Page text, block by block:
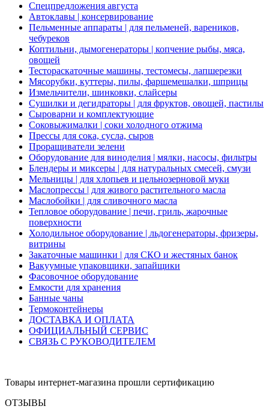
Спецпредложения августа
Автоклавы | консервирование
Пельменные аппараты | для пельменей, вареников,
чебуреков
Коптильни, дымогенераторы | копчение рыбы, мяса,
овощей
Тестораскаточные машины, тестомесы, лапшерезки
Мясорубки, куттеры, пилы, фаршемешалки, шприцы
Измельчители, шинковки, слайсеры
Сушилки и дегидраторы | для фруктов, овощей, пастилы
Сыроварни и комплектующие
Соковыжималки | соки холодного отжима
Прессы для сока, сусла, сыров
Проращиватели зелени
Оборудование для виноделия | мялки, насосы, фильтры
Блендеры и миксеры | для натуральных смесей, смузи
Мельницы | для хлопьев и цельнозерновой муки
Маслопрессы | для живого растительного масла
Маслобойки | для сливочного масла
Тепловое оборудование | печи, гриль, жарочные
поверхности
Холодильное оборудование | льдогенераторы, фризеры,
витрины
Закаточные машинки | для СКО и жестяных банок
Вакуумные упаковщики, запайщики
Фасовочное оборудование
Емкости для хранения
Банные чаны
Термоконтейнеры
ДОСТАВКА И ОПЛАТА
ОФИЦИАЛЬНЫЙ СЕРВИС
СВЯЗЬ С РУКОВОДИТЕЛЕМ
Товары интернет-магазина прошли сертификацию
ОТЗЫВЫ